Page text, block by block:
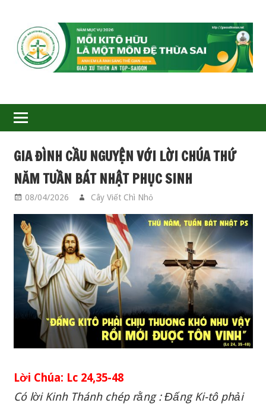
GIÁO
XỨ
THIÊN
ÂN-
TGP
SAIGON
GIA ĐÌNH CẦU NGUYỆN VỚI LỜI CHÚA THỨ
NĂM TUẦN BÁT NHẬT PHỤC SINH
08/04/2026 Cây Viết Chì Nhỏ
Lời Chúa: Lc 24,35-48
Có lời Kinh Thánh chép rằng : Đấng Ki-tô phải